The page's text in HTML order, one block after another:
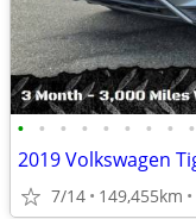
• • • • • • • • •
7/14 149,455km